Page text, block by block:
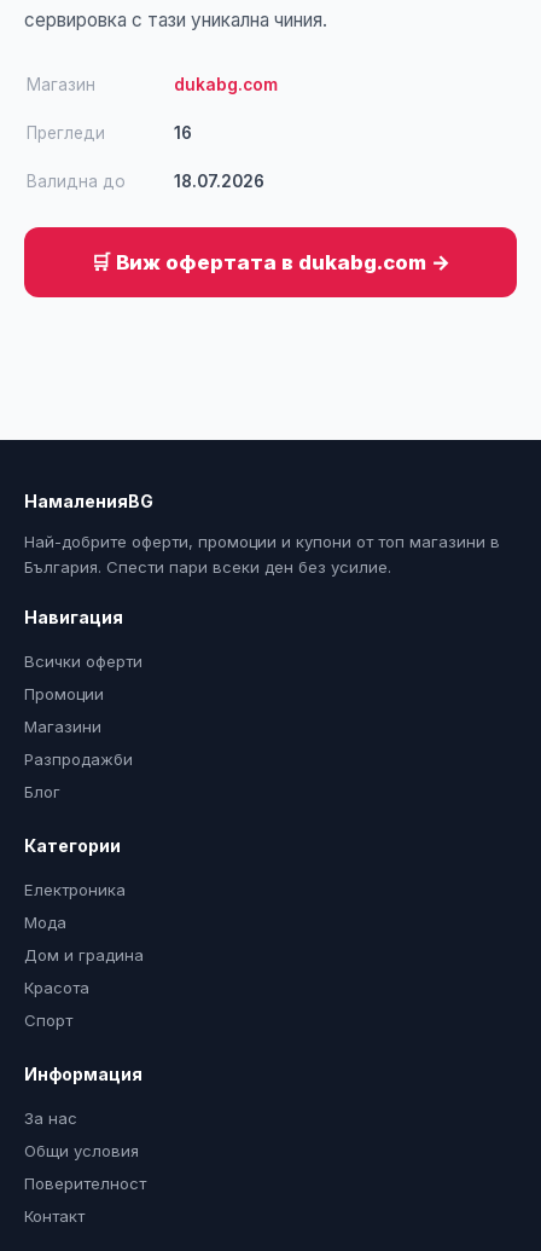
сервировка с тази уникална чиния.
Магазин dukabg.com
Прегледи 16
Валидна до 18.07.2026
🛒 Виж офертата в dukabg.com →
НамаленияBG
Най-добрите оферти, промоции и купони от топ магазини в
България. Спести пари всеки ден без усилие.
Навигация
Всички оферти
Промоции
Магазини
Разпродажби
Блог
Категории
Електроника
Мода
Дом и градина
Красота
Спорт
Информация
За нас
Общи условия
Поверителност
Контакт